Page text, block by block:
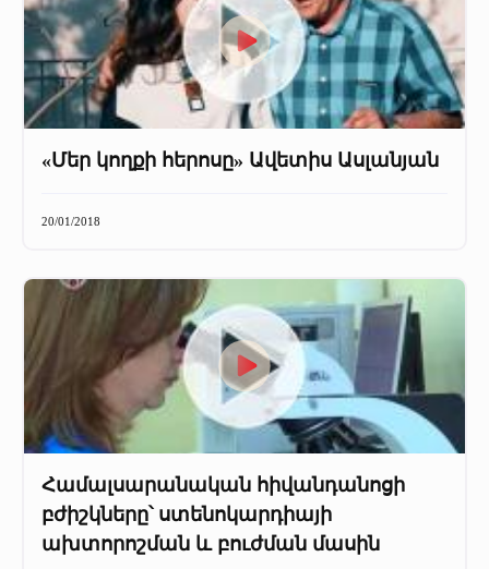
«Մեր կողքի հերոսը» Ավետիս Ասլանյան
20/01/2018
Համալսարանական հիվանդանոցի
բժիշկները՝ ստենոկարդիայի
ախտորոշման և բուժման մասին